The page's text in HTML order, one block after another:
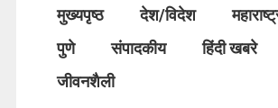
मुख्यपृष्ठ देश/विदेश
पुणे
संपादकीय
हिंदी खबरे
जीवनशैली